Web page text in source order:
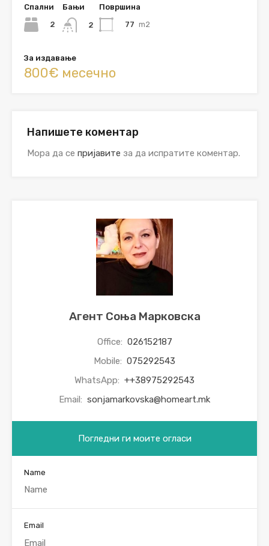
Спални
2
Бањи
2
Површина
77 m2
За издавање
800€ месечно
Напишете коментар
Мора да се пријавите за да испратите коментар.
Агент Соња Марковска
Office: 026152187
Mobile: 075292543
WhatsApp: ++38975292543
Email: sonjamarkovska@homeart.mk
Погледни ги моите огласи
Name
Email